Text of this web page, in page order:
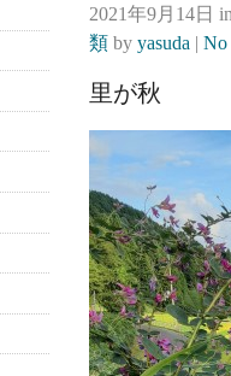
2021年9月14日
類 by yasuda | No
里が秋